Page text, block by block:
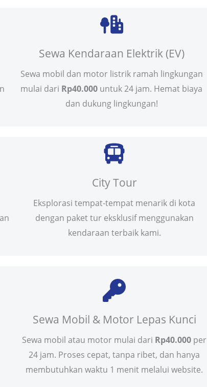
Sewa Kendaraan Elektrik (EV)
Sewa mobil dan motor listrik ramah lingkungan
mulai dari Rp40.000 untuk 24 jam. Hemat biaya
dan dukung lingkungan!
City Tour
Eksplorasi tempat-tempat menarik di kota
dengan paket tur eksklusif menggunakan
kendaraan terbaik kami.
Sewa Mobil & Motor Lepas Kunci
Sewa mobil atau motor mulai dari Rp40.000 per
24 jam. Proses cepat, tanpa ribet, dan hanya
membutuhkan waktu 1 menit melalui website.